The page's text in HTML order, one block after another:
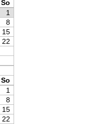
So
1
8
15
22
So
1
8
15
22